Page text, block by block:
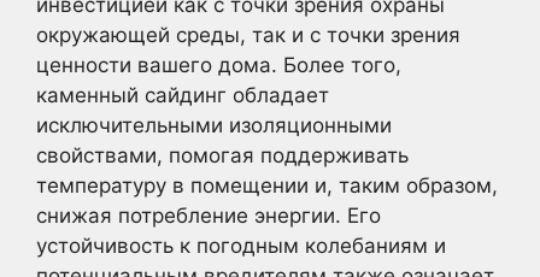
инвестицией как с точки зрения охраны
окружающей среды, так и с точки зрения
ценности вашего дома. Более того,
каменный сайдинг обладает
исключительными изоляционными
свойствами, помогая поддерживать
температуру в помещении и, таким образом,
снижая потребление энергии. Его
устойчивость к погодным колебаниям и